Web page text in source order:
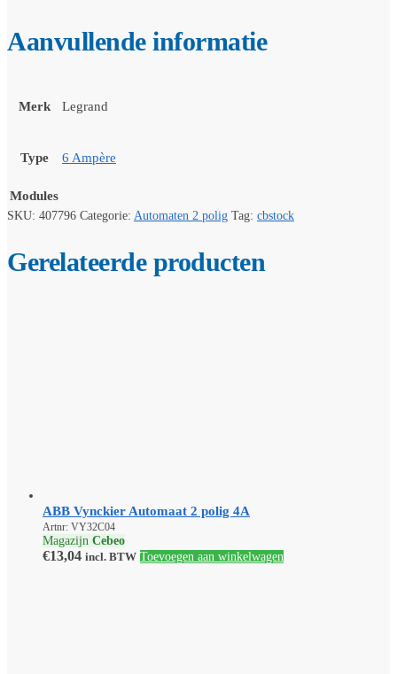
Aanvullende informatie
Merk Legrand
Type 6 Ampère
Modules
SKU: 407796 Categorie: Automaten 2 polig Tag: cbstock
Gerelateerde producten
ABB Vynckier Automaat 2 polig 4A
Artnr: VY32C04
Magazijn Cebeo
€13,04 incl. BTW Toevoegen aan winkelwagen